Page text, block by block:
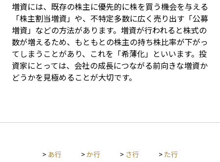
増資には、既存の株主に優先的に株を買う機会を与える
「株主割当増資」や、不特定多数に広く売り出す「公募
増資」などの方法があります。増資が行われると株式の
数が増えるため、もともとの株主の持ち株比率が下がっ
てしまうことがあり、これを「希薄化」といいます。投
資家にとっては、会社の成長につながる前向きな増資か
どうかを見極めることが大切です。
> あ行 >か行 > さ行 > た行